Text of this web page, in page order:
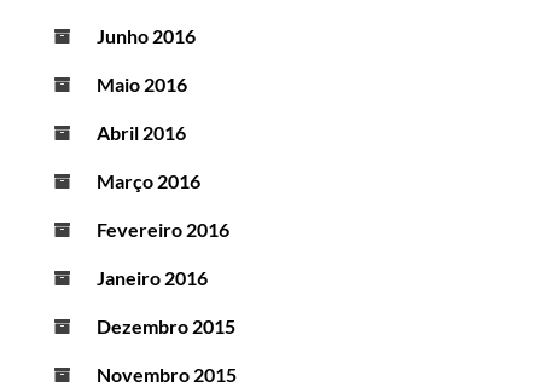
Junho 2016
Maio 2016
Abril 2016
Março 2016
Fevereiro 2016
Janeiro 2016
Dezembro 2015
Novembro 2015